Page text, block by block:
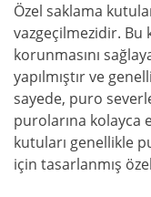
Özel saklama
vazgeçilmezidir. Bu
korunmasını
yapılmıştır ve
sayede, puro
purolarına kolayca
kutuları genellikle
için tasarlanmış